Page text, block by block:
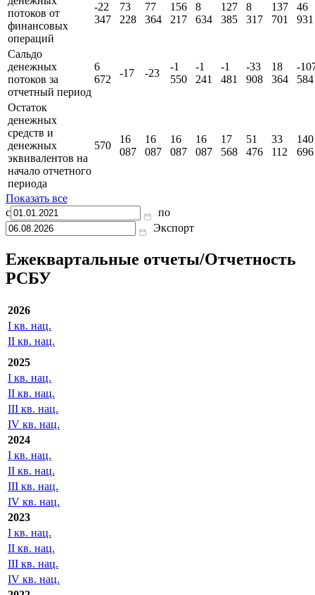
потоков от
финансовых
операций
-22
347
73
228
77
364
156
217
8
634
127
385
8
317
137
701
46
931
Сальдо
денежных
потоков за
отчетный период
6
672
-17 -23
-1
550
-1
241
-1
481
-33
908
18
364
-
584
Остаток
денежных
средств и
денежных
эквивалентов на
начало отчетного
периода
570
16
087
16
087
16
087
16
087
17
568
51
476
33
112
140
696
Показать все
с
по
Экспорт
Ежеквартальные отчеты/Отчетность
РСБУ
2026
I кв. нац.
II кв. нац.
2025
I кв. нац.
II кв. нац.
III кв. нац.
IV кв. нац.
2024
I кв. нац.
II кв. нац.
III кв. нац.
IV кв. нац.
2023
I кв. нац.
II кв. нац.
III кв. нац.
IV кв. нац.